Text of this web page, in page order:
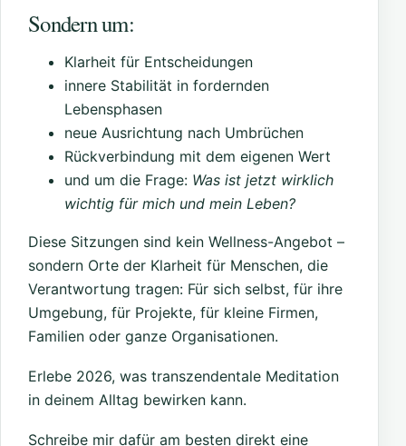
Sondern um:
Klarheit für Entscheidungen
innere Stabilität in fordernden
Lebensphasen
neue Ausrichtung nach Umbrüchen
Rückverbindung mit dem eigenen Wert
und um die Frage: Was ist jetzt wirklich
wichtig für mich und mein Leben?
Diese Sitzungen sind kein Wellness-Angebot –
sondern Orte der Klarheit für Menschen, die
Verantwortung tragen: Für sich selbst, für ihre
Umgebung, für Projekte, für kleine Firmen,
Familien oder ganze Organisationen.
Erlebe 2026, was transzendentale Meditation
in deinem Alltag bewirken kann.
Schreibe mir dafür am besten direkt eine